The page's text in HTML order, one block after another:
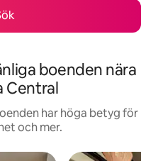
boenden nära
Central
har höga betyg för
och mer.